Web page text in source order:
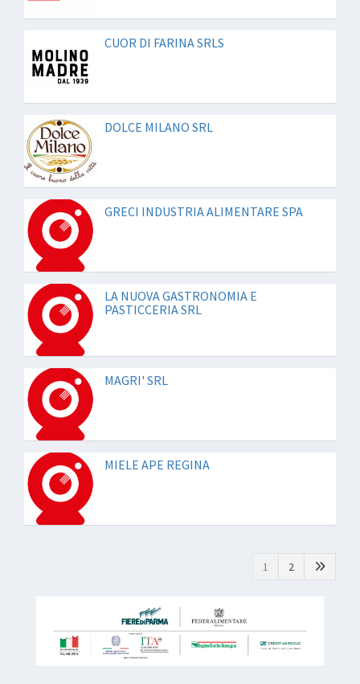
CUOR DI FARINA SRLS
DOLCE MILANO SRL
GRECI INDUSTRIA ALIMENTARE SPA
LA NUOVA GASTRONOMIA E
PASTICCERIA SRL
MAGRI' SRL
MIELE APE REGINA
1 2